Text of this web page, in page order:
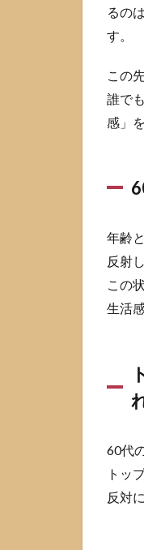
い
るの
す。
この
誰で
感」
年齢
反射
この
生活
60代
トッ
反対